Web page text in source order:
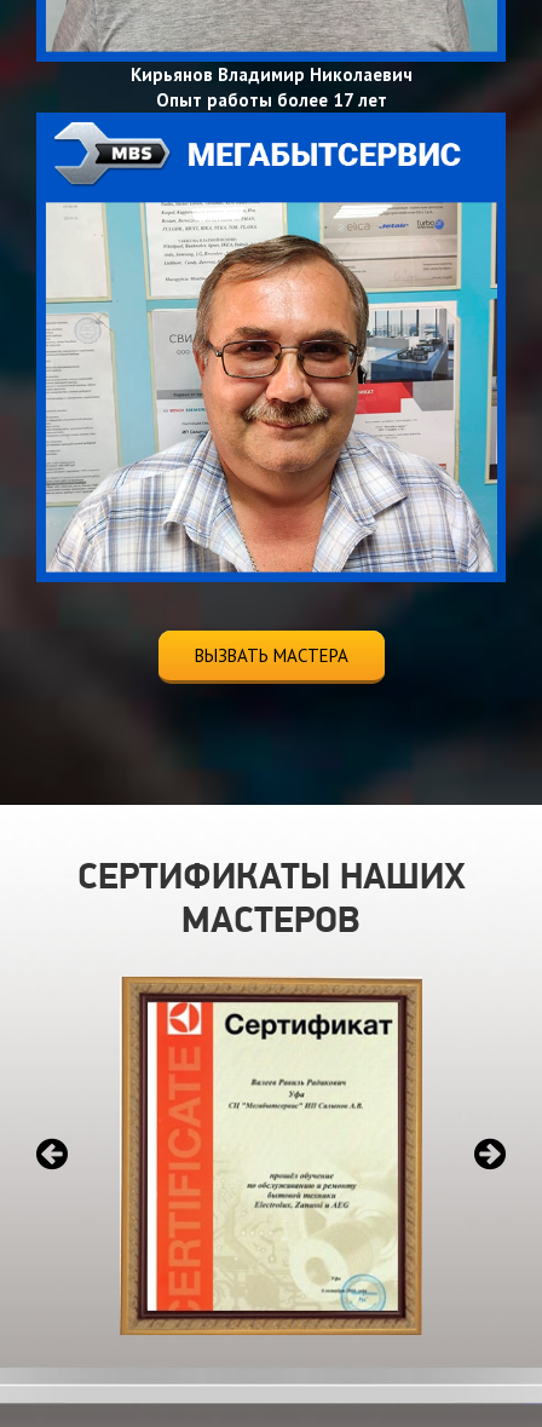
Кирьянов Владимир Николаевич
Опыт работы более 17 лет
ВЫЗВАТЬ МАСТЕРА
СЕРТИФИКАТЫ НАШИХ
МАСТЕРОВ